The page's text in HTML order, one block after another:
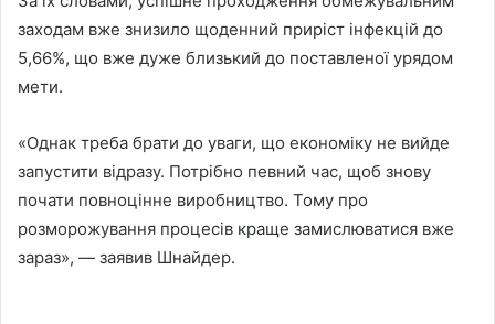
заходам вже знизило щоденний приріст інфекцій до
5,66%, що вже дуже близький до поставленої урядом
мети.
«Однак треба брати до уваги, що економіку не вийде
запустити відразу. Потрібно певний час, щоб знову
почати повноцінне виробництво. Тому про
розморожування процесів краще замислюватися вже
зараз», — заявив Шнайдер.